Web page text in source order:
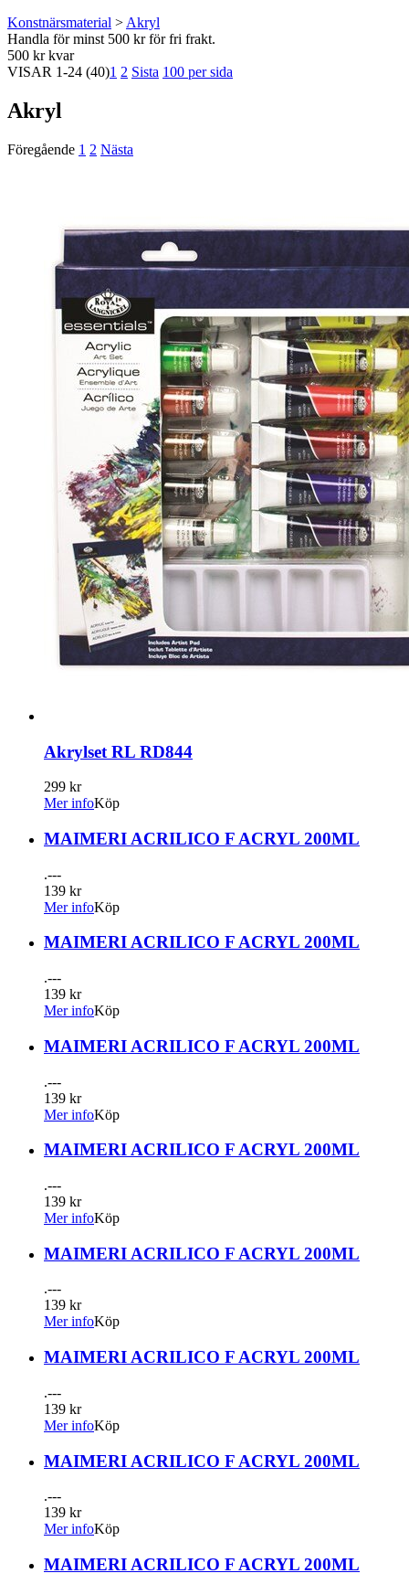
Konstnärsmaterial > Akryl
Handla för minst 500 kr för fri frakt.
500 kr kvar
VISAR 1-24 (40)1 2 Sista 100 per sida
Akryl
Föregående 1 2 Nästa
Akrylset RL RD844
299 kr
Mer infoKöp
MAIMERI ACRILICO F ACRYL 200ML
.---
139 kr
Mer infoKöp
MAIMERI ACRILICO F ACRYL 200ML
.---
139 kr
Mer infoKöp
MAIMERI ACRILICO F ACRYL 200ML
.---
139 kr
Mer infoKöp
MAIMERI ACRILICO F ACRYL 200ML
.---
139 kr
Mer infoKöp
MAIMERI ACRILICO F ACRYL 200ML
.---
139 kr
Mer infoKöp
MAIMERI ACRILICO F ACRYL 200ML
.---
139 kr
Mer infoKöp
MAIMERI ACRILICO F ACRYL 200ML
.---
139 kr
Mer infoKöp
MAIMERI ACRILICO F ACRYL 200ML